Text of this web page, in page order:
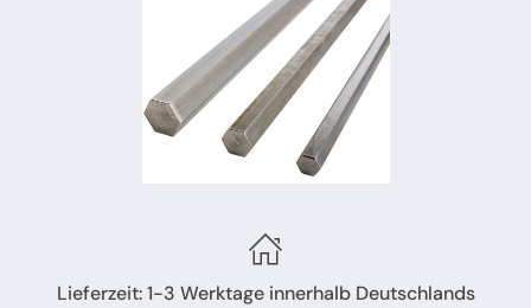
Lieferzeit: 1-3 Werktage innerhalb Deutschlands